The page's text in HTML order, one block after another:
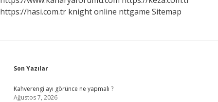
https://hasi.com.tr knight online nttgame Sitemap
Sidebar
Son Yazılar
Kahverengi ayı görünce ne yapmalı ?
Ağustos 7, 2026